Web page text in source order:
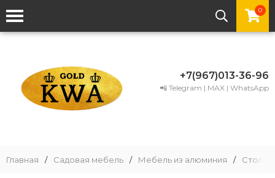
0
+7(967)013-36-96
📲 Telegram | MAX | WhatsApp
Главная / Садовая мебель / Мебель из алюминия / Столы